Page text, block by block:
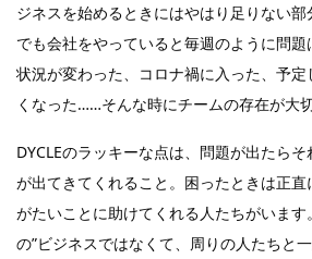
ジネスを始めるときにはやはり足りない部
でも会社をやっていると毎週のように問題
状況が変わった、コロナ禍に入った、予
くなった……そんな時にチームの存在が大
DYCLEのラッキーな点は、問題が出たら
が出てきてくれること。困ったときは正直
がたいことに助けてくれる人たちがいます
の”ビジネスではなくて、周りの人たちと